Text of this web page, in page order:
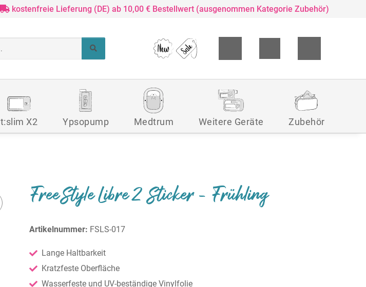
kostenfreie Lieferung (DE) ab 10,00 € Bestellwert (ausgenommen Kategorie Zubehör)
t:slim X2 Ypsopump Medtrum Weitere Geräte Zubehör
FreeStyle Libre 2 Sticker - Frühling
Artikelnummer: FSLS-017
Lange Haltbarkeit
Kratzfeste Oberfläche
Wasserfeste und UV-beständige Vinylfolie